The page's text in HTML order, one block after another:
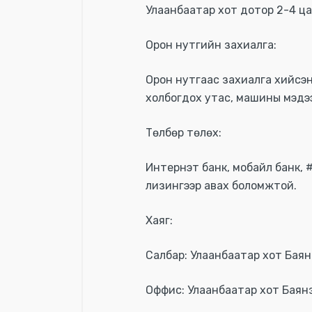
Улаанбаатар хот дотор 2-4
Орон нутгийн захиалга:
Орон нутгаас захиалга
холбогдох утас, машины
Төлбөр төлөх:
Интернэт банк, мобайл банк,
лизингээр авах боломжтой.
Хаяг:
Салбар: Улаанбаатар хот
Оффис: Улаанбаатар хот